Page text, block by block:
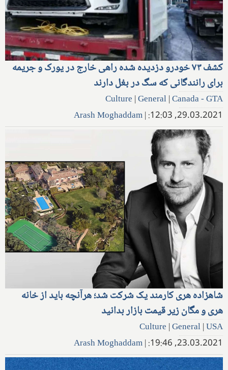
کشف ۷۳ خودرو دزدیده شده راهی خارج در یورک و جریمه
برای رانندگانی که سگ در بغل دارند
Culture |General|Canada - GTA
29.03.2021, 12:03:
|
Arash Moghaddam
شاهزاده هری کارمند یک شرکت شد؛ هرآنچه باید از خانه
هری و مگان زیر قیمت بازار بدانید
Culture |General|USA
23.03.2021, 19:46:
|
Arash Moghaddam